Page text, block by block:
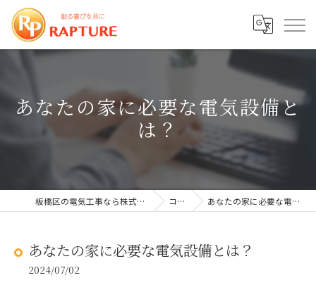
あなたの家に必要な電気設備と
は？
板橋区の電気工事なら株式会社ラプチャー コラム あなたの家に必要な電気設備とは？
あなたの家に必要な電気設備とは？
2024/07/02